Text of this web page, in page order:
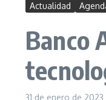
Actualidad
Banco
31 de enero de 2023